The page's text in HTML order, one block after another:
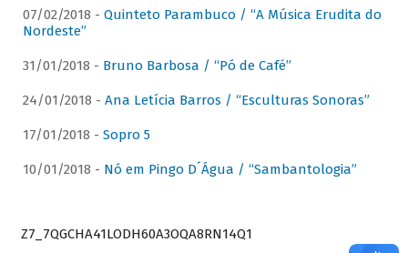
07/02/2018 - Quinteto Parambuco / “A Música Erudita do
Nordeste”
31/01/2018 - Bruno Barbosa / “Pó de Café”
24/01/2018 - Ana Letícia Barros / “Esculturas Sonoras”
17/01/2018 - Sopro 5
10/01/2018 - Nó em Pingo D´Água / “Sambantologia”
Z7_7QGCHA41LODH60A3OQA8RN14Q1